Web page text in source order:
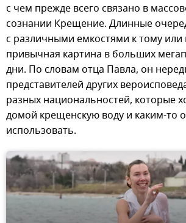
с чем прежде всего связано в
сознании Крещение. Длинные
с различными емкостями к тому
привычная картина в больших
дни. По словам отца Павла, он
представителей других
разных национальностей, которые
домой крещенскую воду и каким-то
использовать.